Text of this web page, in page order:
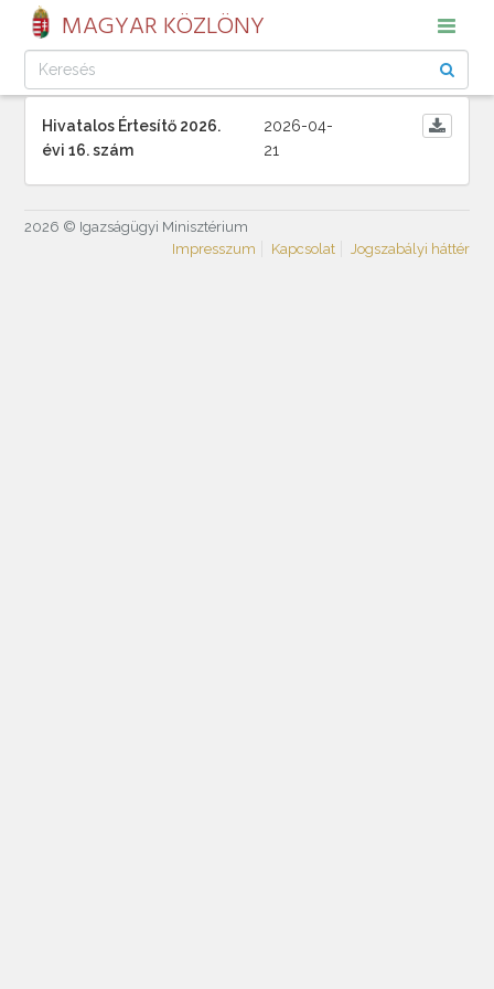
MAGYAR KÖZLÖNY
Hivatalos Értesítő 2026.
évi 16. szám
2026-04-
21
2026 © Igazságügyi Minisztérium
Impresszum
Kapcsolat Jogszabályi háttér